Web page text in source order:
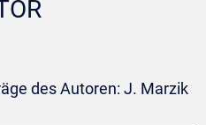
des Autoren: J. Marzik